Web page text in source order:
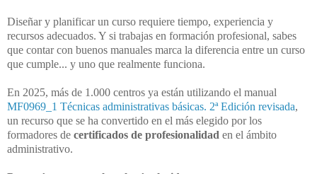
Diseñar y planificar un curso requiere tiempo, experiencia y
recursos adecuados. Y si trabajas en formación profesional, sabes
que contar con buenos manuales marca la diferencia entre un curso
que cumple... y uno que realmente funciona.
En 2025, más de 1.000 centros ya están utilizando el manual
MF0969_1 Técnicas administrativas básicas. 2ª Edición revisada,
un recurso que se ha convertido en el más elegido por los
formadores de certificados de profesionalidad en el ámbito
administrativo.